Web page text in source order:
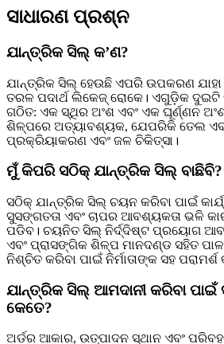
ସାଧାରଣ ପ୍ରଶ୍ନ
ଯାନ୍ତ୍ରିକ ସିଲ୍ କ’ଣ?
ଯାନ୍ତ୍ରିକ ସିଲ୍ ହେଉଛି ଏପରି ଉପକରଣ
ତରଳ ପଦାର୍ଥ ଲିକେଜ୍ ରୋକେ। ଏଗୁଡ଼ିକ ଦୁଇଟି
ଗଠିତ: ଏକ ସ୍ଥିର ଅଂଶ ଏବଂ ଏକ ଘୂର୍ଣ୍ଣନ
ଶିଳ୍ପରେ ଅତ୍ୟାବଶ୍ୟକ, ଯେପରିକି ତେଲ ଏବଂ
ପ୍ରକ୍ରିୟାକରଣ ଏବଂ ଜଳ ଚିକିତ୍ସା।
ମୁଁ କିପରି ସଠିକ୍ ଯାନ୍ତ୍ରିକ ସିଲ୍ ବାଛିବି?
ସଠିକ୍ ଯାନ୍ତ୍ରିକ ସିଲ୍ ଚୟନ କରିବା ପାଇଁ
ସୁସଙ୍ଗତତା ଏବଂ ଚାପର ଆବଶ୍ୟକତା ଭଳି
ପଡିବ। ଚୟନିତ ସିଲ୍ ନିର୍ଦ୍ଦିଷ୍ଟ ପ୍ରୟୋଗ
ଏବଂ ପ୍ରାସଙ୍ଗିକ ଶିଳ୍ପ ମାନଦଣ୍ଡ ସହିତ
ନିଶ୍ଚିତ କରିବା ପାଇଁ ନିର୍ମାତାଙ୍କ ସହ ପରାମର୍ଶ
ଯାନ୍ତ୍ରିକ ସିଲ୍ ଆମଦାନୀ କରିବା ପାଇଁ
କେତେ?
ଅର୍ଡର ଆକାର, ଉତ୍ପାଦନ ସ୍ଥାନ ଏବଂ